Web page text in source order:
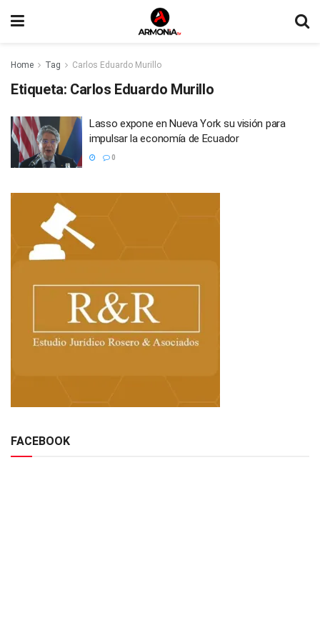
Home Tag Carlos Eduardo Murillo
Etiqueta: Carlos Eduardo Murillo
Lasso expone en Nueva York su visión para
impulsar la economía de Ecuador
0
FACEBOOK